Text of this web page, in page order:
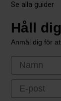
Se alla guider
Håll
Anmäl dig för
First Name
Email